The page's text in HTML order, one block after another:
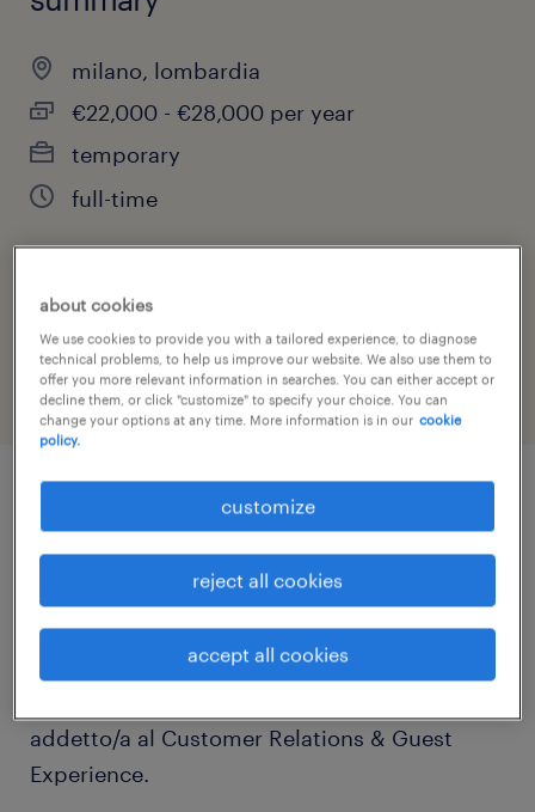
milano, lombardia
€22,000 - €28,000 per year
temporary
full-time
job category
customer service & call center
job details
Randstad Italia Spa ricerca per importante
azienda cliente leader nel segmento viaggi di
lusso, specializzata nel far scoprire le
addetto/a al Customer Relations & Guest
Experience.
about cookies
We use cookies to provide you with a tailored experience, to diagnose
technical problems, to help us improve our website. We also use them to
offer you more relevant information in searches. You can either accept or
decline them, or click "customize" to specify your choice. You can
change your options at any time. More information is in our cookie
policy.
customize
reject all cookies
accept all cookies